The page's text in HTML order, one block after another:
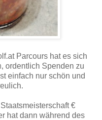
Parcours hat es sich
ordentlich Spenden zu
einfach nur schön und
€
hat dann während des